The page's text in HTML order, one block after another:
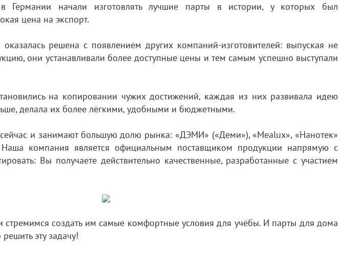
Германии начали изготовлять лучшие парты в истории, у которых был
цена на экспорт.
решена с появлением других компаний-изготовителей: выпуская не
они устанавливали более доступные цены и тем самым успешно выступали
на копировании чужих достижений, каждая из них развивала идею
делала их более лёгкими, удобными и бюджетными.
и занимают большую долю рынка: «ДЭМИ» («Деми»), «Mealux», «Нанотек»
компания является официальным поставщиком продукции напрямую с
Вы получаете действительно качественные, разработанные с участием
создать им самые комфортные условия для учёбы. И парты для дома
эту задачу!